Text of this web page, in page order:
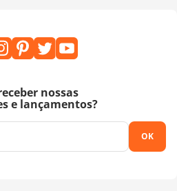
nossas
e lançamentos?
OK